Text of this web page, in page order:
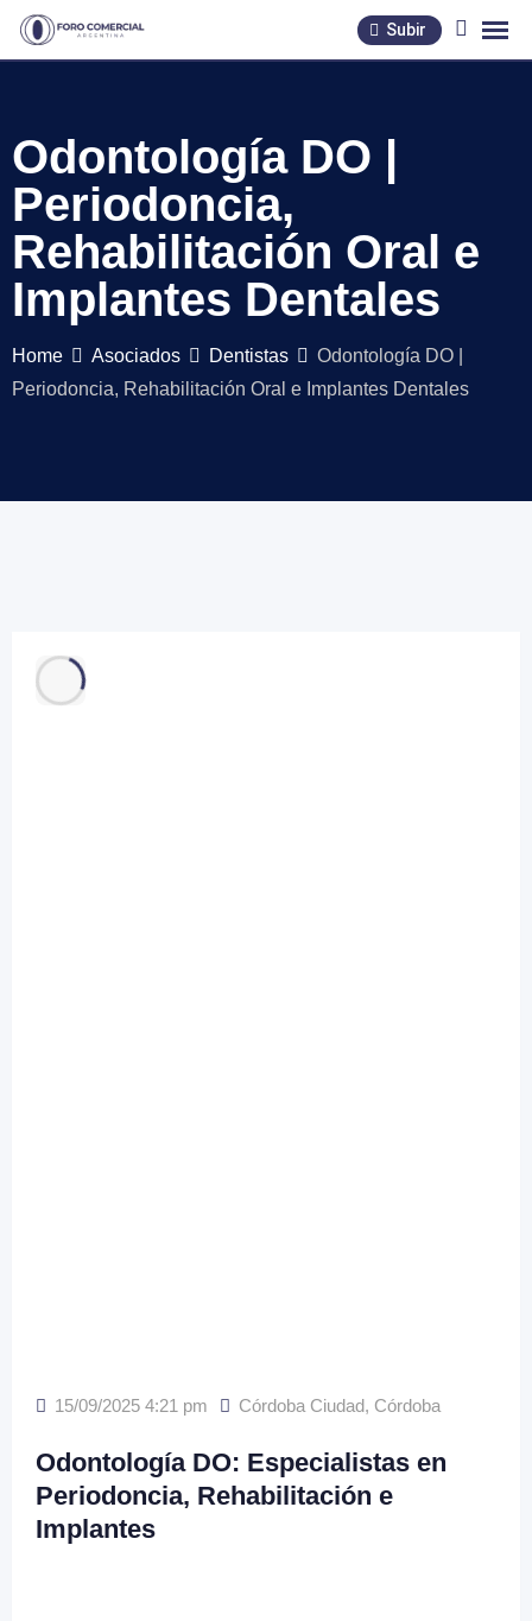
Skip
Subir
Odontología DO |
Periodoncia,
Rehabilitación Oral e
Implantes Dentales
Home Asociados Dentistas
Odontología DO |
Periodoncia, Rehabilitación Oral e Implantes Dentales
15/09/2025 4:21 pm Córdoba Ciudad, Córdoba
Odontología DO: Especialistas en
Periodoncia, Rehabilitación e
Implantes